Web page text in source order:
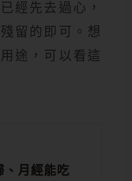
經先去過心，
留的即可。想
途，可以看這
、月經能吃